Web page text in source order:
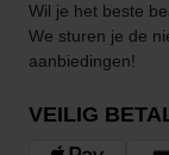
Wil je het beste
We sturen je de
aanbiedingen!
VEILIG